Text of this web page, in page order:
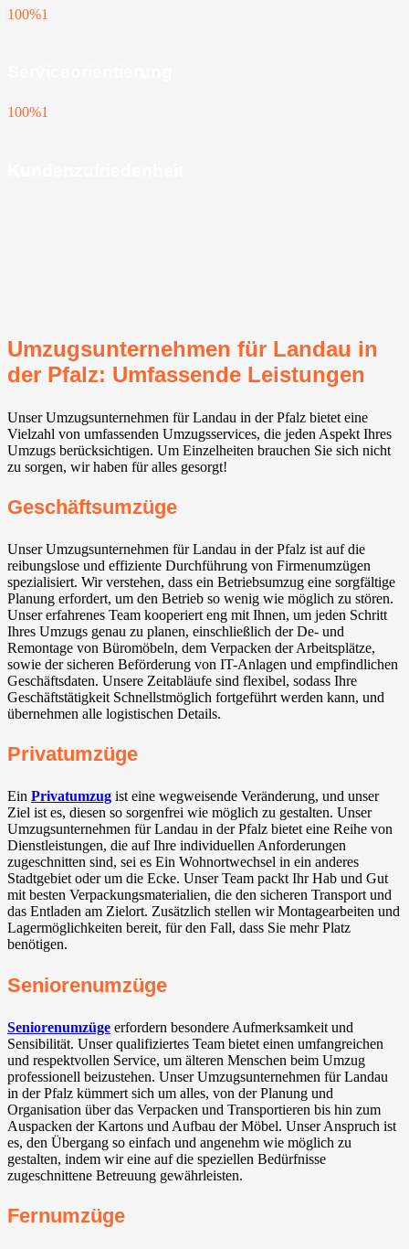
100%1
100%1
Umzugsunternehmen für Landau in
der Pfalz: Umfassende Leistungen
Unser Umzugsunternehmen für Landau in der Pfalz bietet eine
Vielzahl von umfassenden Umzugsservices, die jeden Aspekt Ihres
Umzugs berücksichtigen. Um Einzelheiten brauchen Sie sich nicht
zu sorgen, wir haben für alles gesorgt!
Geschäftsumzüge
Unser Umzugsunternehmen für Landau in der Pfalz ist auf die
reibungslose und effiziente Durchführung von Firmenumzügen
spezialisiert. Wir verstehen, dass ein Betriebsumzug eine sorgfältige
Planung erfordert, um den Betrieb so wenig wie möglich zu stören.
Unser erfahrenes Team kooperiert eng mit Ihnen, um jeden Schritt
Ihres Umzugs genau zu planen, einschließlich der De- und
Remontage von Büromöbeln, dem Verpacken der Arbeitsplätze,
sowie der sicheren Beförderung von IT-Anlagen und empfindlichen
Geschäftsdaten. Unsere Zeitabläufe sind flexibel, sodass Ihre
Geschäftstätigkeit Schnellstmöglich fortgeführt werden kann, und
übernehmen alle logistischen Details.
Privatumzüge
Ein Privatumzug ist eine wegweisende Veränderung, und unser
Ziel ist es, diesen so sorgenfrei wie möglich zu gestalten. Unser
Umzugsunternehmen für Landau in der Pfalz bietet eine Reihe von
Dienstleistungen, die auf Ihre individuellen Anforderungen
zugeschnitten sind, sei es Ein Wohnortwechsel in ein anderes
Stadtgebiet oder um die Ecke. Unser Team packt Ihr Hab und Gut
mit besten Verpackungsmaterialien, die den sicheren Transport und
das Entladen am Zielort. Zusätzlich stellen wir Montagearbeiten und
Lagermöglichkeiten bereit, für den Fall, dass Sie mehr Platz
benötigen.
Seniorenumzüge
Seniorenumzüge erfordern besondere Aufmerksamkeit und
Sensibilität. Unser qualifiziertes Team bietet einen umfangreichen
und respektvollen Service, um älteren Menschen beim Umzug
professionell beizustehen. Unser Umzugsunternehmen für Landau
in der Pfalz kümmert sich um alles, von der Planung und
Organisation über das Verpacken und Transportieren bis hin zum
Auspacken der Kartons und Aufbau der Möbel. Unser Anspruch ist
es, den Übergang so einfach und angenehm wie möglich zu
gestalten, indem wir eine auf die speziellen Bedürfnisse
zugeschnittene Betreuung gewährleisten.
Fernumzüge